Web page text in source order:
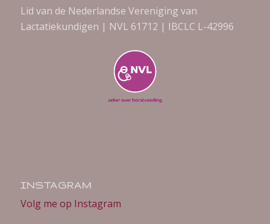
Lid van de Nederlandse Vereniging van
Lactatiekundigen | NVL 61712 | IBCLC L-42996
INSTAGRAM
Volg me op Instagram